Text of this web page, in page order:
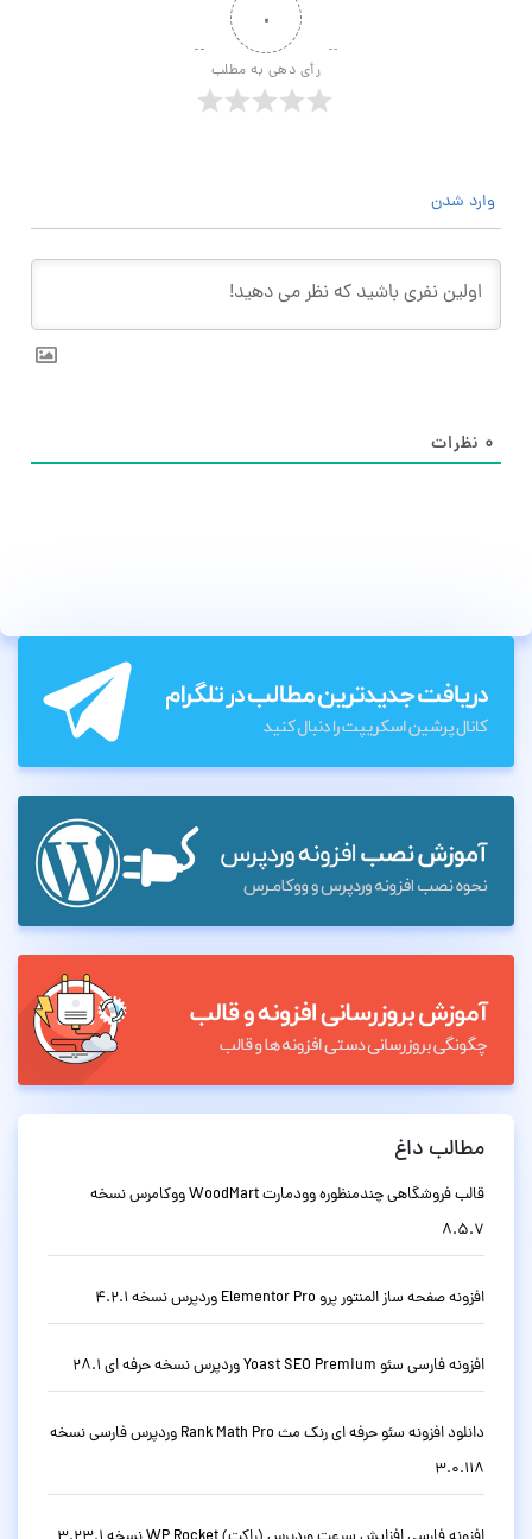
۰
رأی دهی به مطلب
وارد شدن
۰ نظرات
مطالب داغ
قالب فروشگاهی چندمنظوره وودمارت WoodMart ووکامرس نسخه
8.5.7
افزونه صفحه ساز المنتور پرو Elementor Pro وردپرس نسخه 4.2.1
افزونه فارسی سئو Yoast SEO Premium وردپرس نسخه حرفه ای 28.1
دانلود افزونه سئو حرفه ای رنک مث Rank Math Pro وردپرس فارسی نسخه
3.0.118